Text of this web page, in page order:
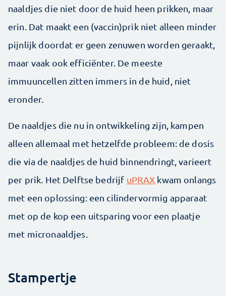
naaldjes die niet door de huid heen prikken, maar
erin. Dat maakt een (vaccin)prik niet alleen minder
pijnlijk doordat er geen zenuwen worden geraakt,
maar vaak ook efficiënter. De meeste
immuuncellen zitten immers in de huid, niet
eronder.
De naaldjes die nu in ontwikkeling zijn, kampen
alleen allemaal met hetzelfde probleem: de dosis
die via de naaldjes de huid ­binnendringt, varieert
per prik. Het Delftse bedrijf uPRAX kwam onlangs
met een oplossing: een cilindervormig apparaat
met op de kop een uitsparing voor een plaatje
met micronaaldjes.
Stampertje